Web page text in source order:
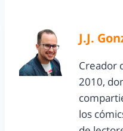
J.J.
Creador
2010,
los